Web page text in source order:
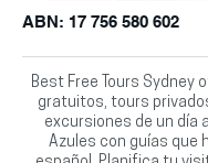
ABN: 17 756 580 602
Best Free Tours Sydney
gratuitos, tours
excursiones de un día
Azules con guías que